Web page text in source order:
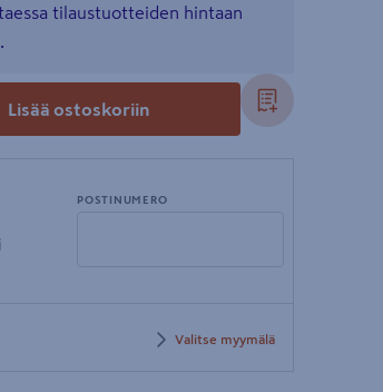
tilaustuotteiden hintaan
Lisää ostoskoriin
POSTINUMERO
postinumero
Valitse myymälä